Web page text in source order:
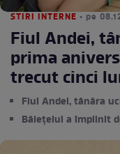
STIRI INTERNE • pe
Fiul Andei,
prima
trecut cinci
Fiul Andei, tânăra
Băiețelul a împlinit